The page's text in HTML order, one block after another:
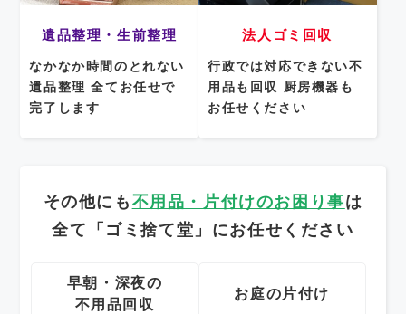
遺品整理・生前整理
なかなか時間のとれない
遺品整理 全てお任せで
完了します
法人ゴミ回収
行政では対応できない不
用品も回収 厨房機器も
お任せください
その他にも 不用品・片付けのお困り事は
全て「ゴミ捨て堂」にお任せください
早朝・深夜の
不用品回収
お庭の片付け